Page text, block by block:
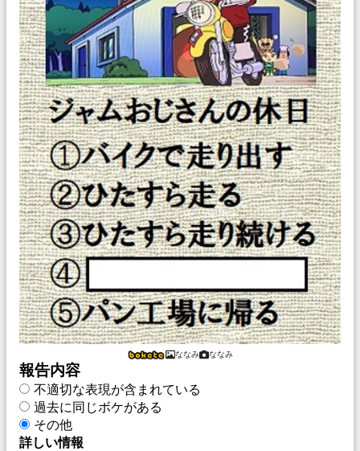
ななみ ななみ
報告内容
不適切な表現が含まれている
過去に同じボケがある
その他
詳しい情報